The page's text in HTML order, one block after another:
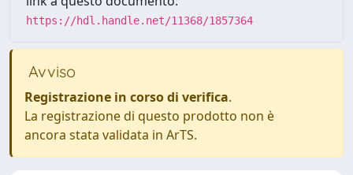
https://hdl.handle.net/11368/1857364
Avviso
Registrazione in corso di verifica.
La registrazione di questo prodotto non è
ancora stata validata in ArTS.